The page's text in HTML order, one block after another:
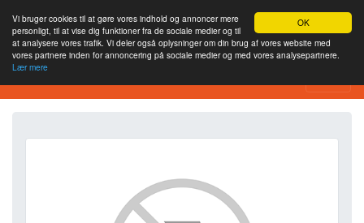
OK
Vi bruger cookies til at gøre vores indhold og annoncer mere
personligt, til at vise dig funktioner fra de sociale medier og til
at analysere vores trafik. Vi deler også oplysninger om din brug af vores website med
vores partnere inden for annoncering på sociale medier og med vores analysepartnere.
Lær mere
SEO Analytics